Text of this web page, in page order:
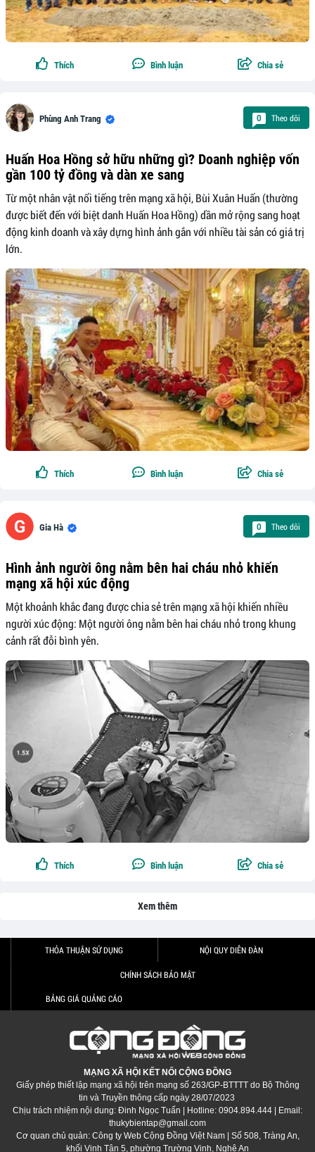
Thích Bình luận Chia sẻ
Phùng Anh Trang 0 Theo dõi
Huấn Hoa Hồng sở hữu những gì? Doanh nghiệp vốn
gần 100 tỷ đồng và dàn xe sang
Từ một nhân vật nổi tiếng trên mạng xã hội, Bùi Xuân Huấn (thường
được biết đến với biệt danh Huấn Hoa Hồng) dần mở rộng sang hoạt
động kinh doanh và xây dựng hình ảnh gắn với nhiều tài sản có giá trị
lớn.
Thích Bình luận Chia sẻ
Gia Hà 0 Theo dõi
Hình ảnh người ông nằm bên hai cháu nhỏ khiến
mạng xã hội xúc động
Một khoảnh khắc đang được chia sẻ trên mạng xã hội khiến nhiều
người xúc động: Một người ông nằm bên hai cháu nhỏ trong khung
cảnh rất đỗi bình yên.
Thích Bình luận Chia sẻ
Xem thêm
THỎA THUẬN SỬ DỤNG NỘI QUY DIỄN ĐÀN
CHÍNH SÁCH BẢO MẬT
BẢNG GIÁ QUẢNG CÁO
MẠNG XÃ HỘI KẾT NỐI CỘNG ĐỒNG
Giấy phép thiết lập mạng xã hội trên mạng số 263/GP-BTTTT do Bộ Thông
tin và Truyền thông cấp ngày 28/07/2023
Chịu trách nhiệm nội dung: Đinh Ngọc Tuấn | Hotline: 0904.894.444 | Email:
thukybientap@gmail.com
Cơ quan chủ quản: Công ty Web Cộng Đồng Việt Nam | Số 508, Tràng An,
khối Vinh Tân 5, phường Trường Vinh, Nghệ An